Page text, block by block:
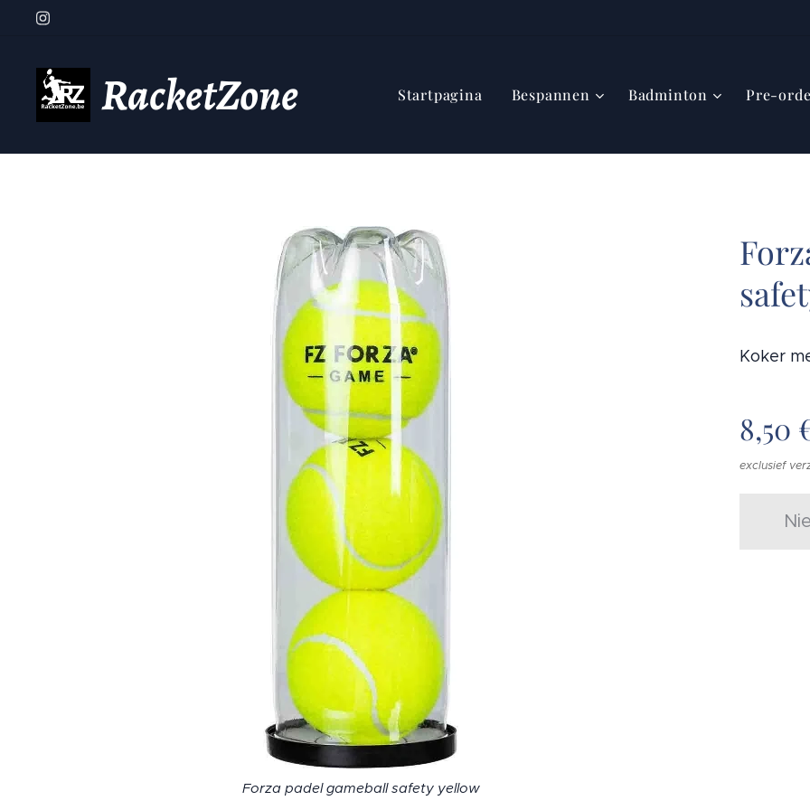
RacketZone Startpagina Bespannen Badminton Pre-
Forza padel gameball safety yellow
Koker
8,50
exclusief